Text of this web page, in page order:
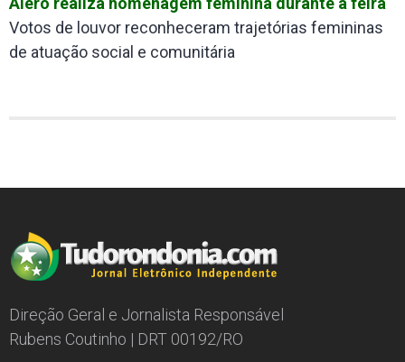
Votos de louvor reconheceram trajetórias femininas
de atuação social e comunitária
Direção Geral e Jornalista Responsável
Rubens Coutinho | DRT 00192/RO